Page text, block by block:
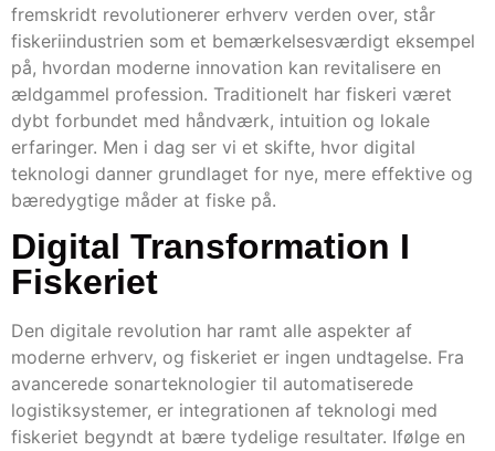
fremskridt revolutionerer erhverv verden over, står
fiskeriindustrien som et bemærkelsesværdigt eksempel
på, hvordan moderne innovation kan revitalisere en
ældgammel profession. Traditionelt har fiskeri været
dybt forbundet med håndværk, intuition og lokale
erfaringer. Men i dag ser vi et skifte, hvor digital
teknologi danner grundlaget for nye, mere effektive og
bæredygtige måder at fiske på.
Digital Transformation I
Fiskeriet
Den digitale revolution har ramt alle aspekter af
moderne erhverv, og fiskeriet er ingen undtagelse. Fra
avancerede sonarteknologier til automatiserede
logistiksystemer, er integrationen af teknologi med
fiskeriet begyndt at bære tydelige resultater. Ifølge en